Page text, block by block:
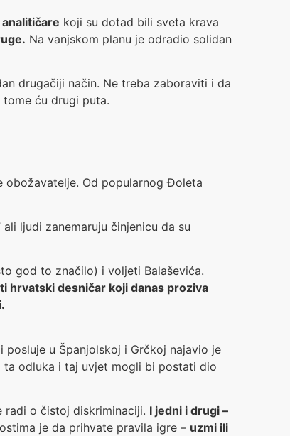
koji su dotad bili sveta krava
Na vanjskom planu je odradio solidan
drugačiji način. Ne treba zaboraviti i da
ću drugi puta.
obožavatelje. Od popularnog Đoleta
ali ljudi zanemaruju činjenicu da su
god to značilo) i voljeti Balaševića.
hrvatski desničar koji danas proziva
u Španjolskoj i Grčkoj najavio je
odluka i taj uvjet mogli bi postati dio
radi o čistoj diskriminaciji. I jedni i drugi –
je da prihvate pravila igre – uzmi ili